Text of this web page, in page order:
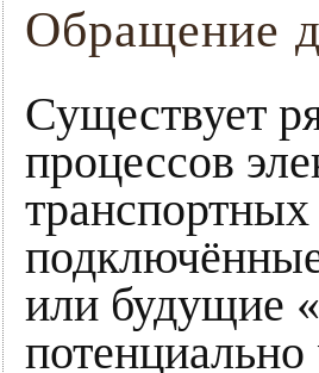
Обращение
Существует
процессов
транспортных
или будущие